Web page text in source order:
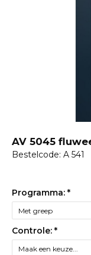
AV 5045
Bestelcode: A 541
Programma: *
Controle: *